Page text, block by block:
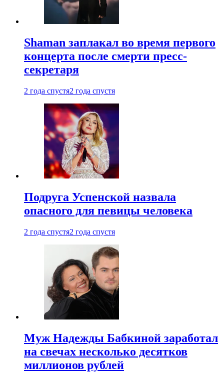
Shaman заплакал во время первого
концерта после смерти пресс-
секретаря
2 года спустя2 года спустя
Подруга Успенской назвала
опасного для певицы человека
2 года спустя2 года спустя
Муж Надежды Бабкиной заработал
на свечах несколько десятков
миллионов рублей